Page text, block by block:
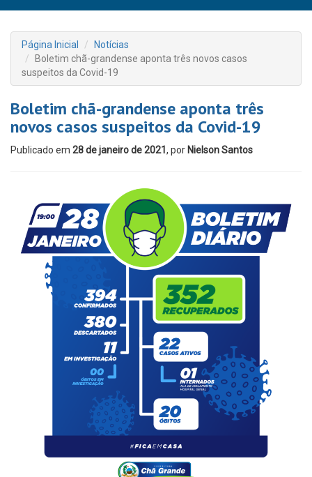
Página Inicial
Notícias
Boletim chã-grandense aponta três novos casos
suspeitos da Covid-19
Boletim chã-grandense aponta três
novos casos suspeitos da Covid-19
Publicado em 28 de janeiro de 2021 , por Nielson Santos